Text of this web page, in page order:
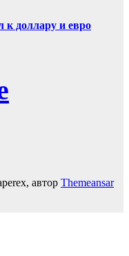
к доллару и евро
автор Themeansar